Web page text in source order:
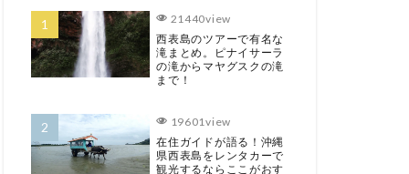
21440view
西表島のツアーで有名な
滝まとめ。ピナイサーラ
の滝からマヤグスクの滝
まで！
19601view
在住ガイドが語る！沖縄
県西表島をレンタカーで
観光するならここがおす